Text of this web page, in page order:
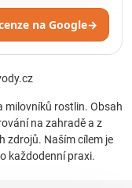
na Google→
milovníků rostlin. Obsah
na zahradě a z
zdrojů. Naším cílem je
každodenní praxi.